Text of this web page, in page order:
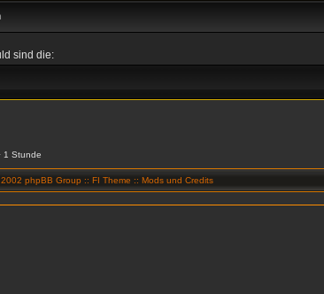
sind die:
1 Stunde
phpBB Group :: FI Theme :: Mods und Credits